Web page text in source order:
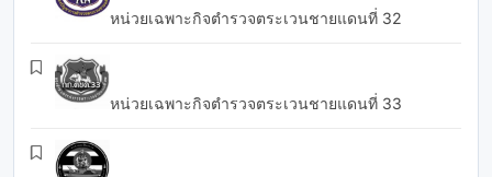
หน่วยเฉพาะกิจตำรวจตระเวนชายแดนที่ 32
หน่วยเฉพาะกิจตำรวจตระเวนชายแดนที่ 33